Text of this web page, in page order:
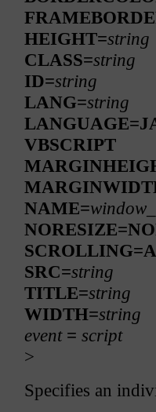
HEIGHT=string
CLASS=string
ID=string
LANG=string
VBSCRIPT
NAME=
SRC=string
TITLE=string
WIDTH=string
event = script
>
Specifies an